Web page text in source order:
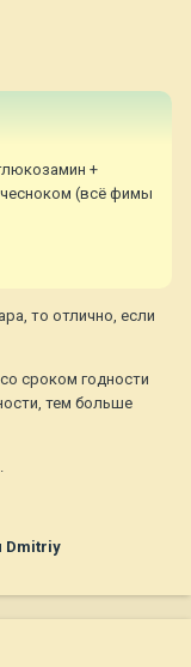
+
(всё фимы
то отлично, если
сроком годности
тем больше
Dmitriy